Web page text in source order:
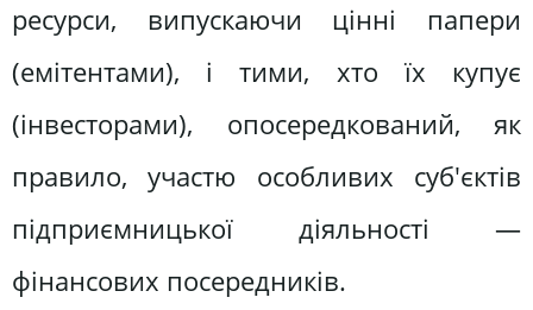
ресурси, випускаючи цінні папери
(емітентами), і тими, хто їх купує
(інвесторами), опосередкований, як
правило, участю особливих суб'єктів
підприємницької діяльності —
фінансових посередників.